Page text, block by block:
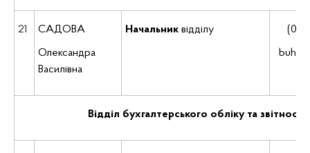
21 САДОВА
Олександра
Василівна
Начальник відділу
Відділ бухгалтерського обліку та звітності